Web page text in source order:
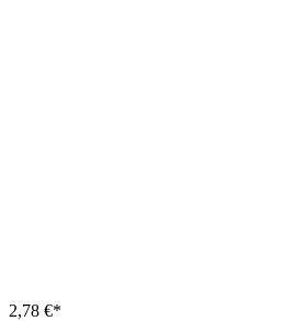
2,78 €*